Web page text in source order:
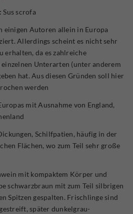
Sus scrofa
einigen Autoren allein in Europa
Allerdings scheint es nicht sehr
erhalten, da es zahlreiche
Unterarten (unter anderem
hat. Aus diesen Gründen soll hier
werden
mit Ausnahme von England,
Schilfpatien, häufig in der
Flächen, wo zum Teil sehr große
mit kompaktem Körper und
schwarzbraun mit zum Teil silbrigen
Spitzen gespalten. Frischlinge sind
später dunkelgrau-